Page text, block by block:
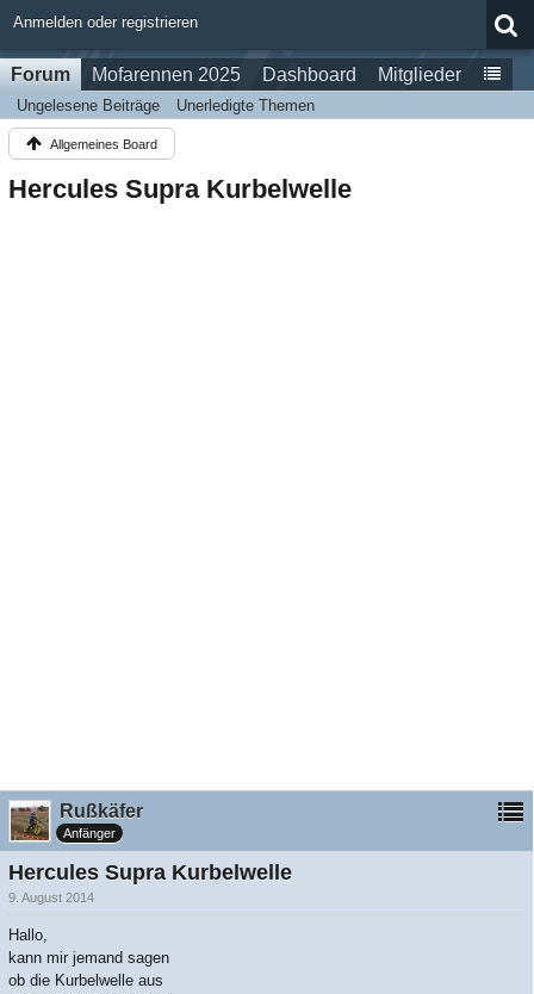
Anmelden oder registrieren
Forum Mofarennen 2025 Dashboard Mitglieder
Ungelesene Beiträge Unerledigte Themen
Allgemeines Board
Hercules Supra Kurbelwelle
Rußkäfer
Anfänger
Hercules Supra Kurbelwelle
9. August 2014
Hallo,
kann mir jemand sagen
ob die Kurbelwelle aus